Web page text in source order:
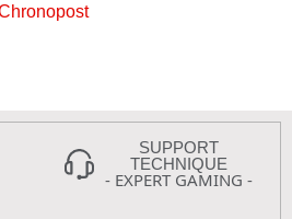
SUPPORT
TECHNIQUE
- EXPERT GAMING -